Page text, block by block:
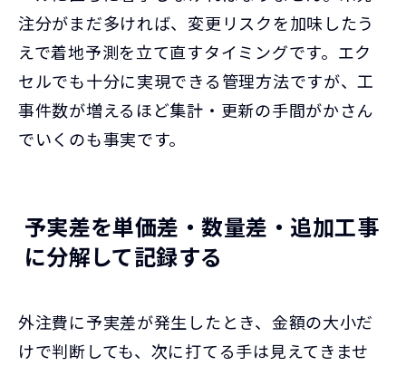
注分がまだ多ければ、変更リスクを加味したう
えで着地予測を立て直すタイミングです。エク
セルでも十分に実現できる管理方法ですが、工
事件数が増えるほど集計・更新の手間がかさん
でいくのも事実です。
予実差を単価差・数量差・追加工事
に分解して記録する
外注費に予実差が発生したとき、金額の大小だ
けで判断しても、次に打てる手は見えてきませ